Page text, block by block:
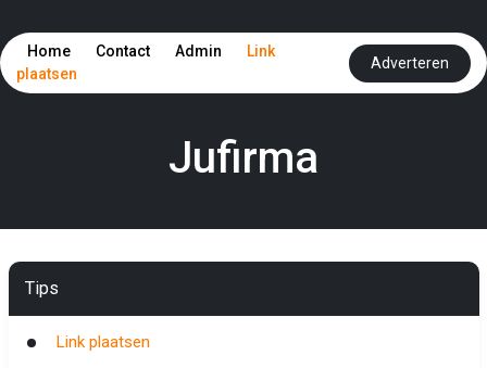
Home Contact Admin
Link
plaatsen
Adverteren
Jufirma
Tips
Link plaatsen